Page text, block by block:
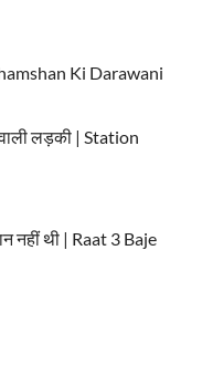
Ki Darawani
लड़की | Station
नहीं थी | Raat 3 Baje